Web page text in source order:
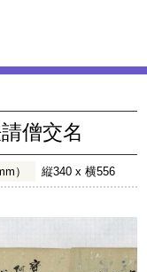
僧交名
） 縦340 x 横556